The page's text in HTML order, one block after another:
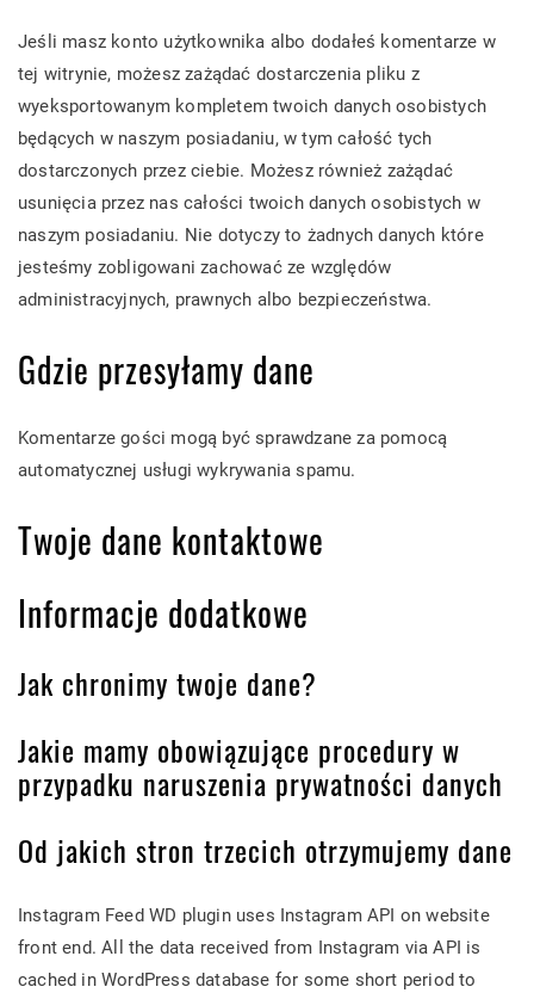
Jeśli masz konto użytkownika albo dodałeś komentarze w
tej witrynie, możesz zażądać dostarczenia pliku z
wyeksportowanym kompletem twoich danych osobistych
będących w naszym posiadaniu, w tym całość tych
dostarczonych przez ciebie. Możesz również zażądać
usunięcia przez nas całości twoich danych osobistych w
naszym posiadaniu. Nie dotyczy to żadnych danych które
jesteśmy zobligowani zachować ze względów
administracyjnych, prawnych albo bezpieczeństwa.
Gdzie przesyłamy dane
Komentarze gości mogą być sprawdzane za pomocą
automatycznej usługi wykrywania spamu.
Twoje dane kontaktowe
Informacje dodatkowe
Jak chronimy twoje dane?
Jakie mamy obowiązujące procedury w
przypadku naruszenia prywatności danych
Od jakich stron trzecich otrzymujemy dane
Instagram Feed WD plugin uses Instagram API on website
front end. All the data received from Instagram via API is
cached in WordPress database for some short period to